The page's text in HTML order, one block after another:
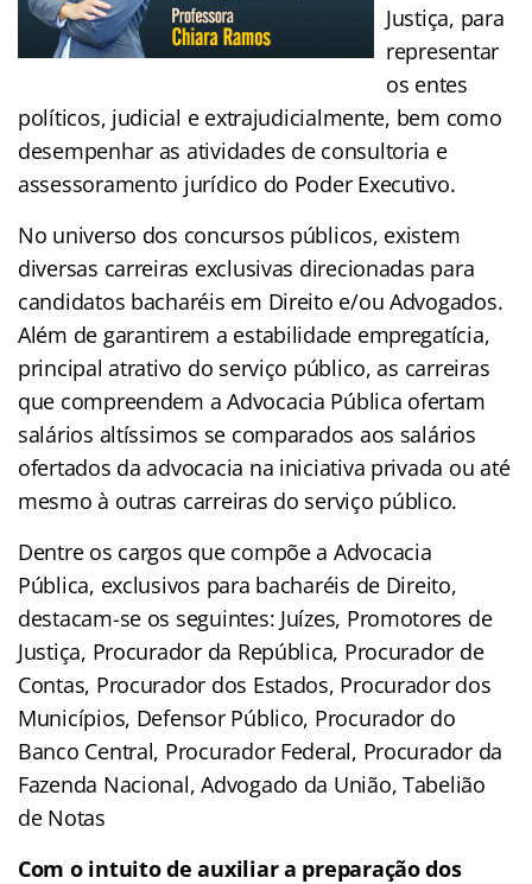
Justiça, para
representar
os entes
políticos, judicial e extrajudicialmente, bem como
desempenhar as atividades de consultoria e
assessoramento jurídico do Poder Executivo.
No universo dos concursos públicos, existem
diversas carreiras exclusivas direcionadas para
candidatos bacharéis em Direito e/ou Advogados.
Além de garantirem a estabilidade empregatícia,
principal atrativo do serviço público, as carreiras
que compreendem a Advocacia Pública ofertam
salários altíssimos se comparados aos salários
ofertados da advocacia na iniciativa privada ou até
mesmo à outras carreiras do serviço público.
Dentre os cargos que compõe a Advocacia
Pública, exclusivos para bacharéis de Direito,
destacam-se os seguintes: Juízes, Promotores de
Justiça, Procurador da República, Procurador de
Contas, Procurador dos Estados, Procurador dos
Municípios, Defensor Público, Procurador do
Banco Central, Procurador Federal, Procurador da
Fazenda Nacional, Advogado da União, Tabelião
de Notas
Com o intuito de auxiliar a preparação dos